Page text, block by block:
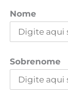
Nome
Sobrenome